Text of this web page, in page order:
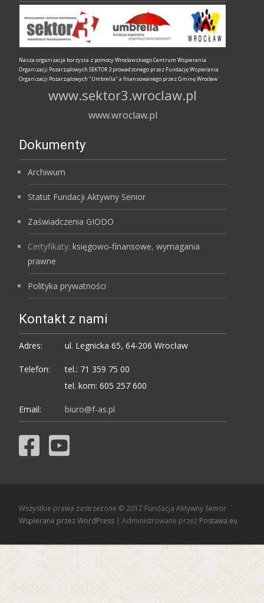
Nasza organizacja korzysta z pomocy Wrocławskiego Centrum Wspierania
Organizacji Pozarządowych SEKTOR 3 prowadzonego przez Fundację Wspierania
Organizacji Pozarządowych "Umbrella" a finansowanego przez Gminę Wrocław
www.sektor3.wroclaw.pl
www.wroclaw.pl
Dokumenty
Archiwum
Statut Fundacji Aktywny Senior
Zaświadczenia GIODO
Certyfikaty: księgowo-finansowe, wymagania
prawne
Polityka prywatności
Kontakt z nami
Adres: ul. Legnicka 65, 64-206 Wrocław
Telefon:
tel.: 71 359 75 00
tel. kom: 605 257 600
Email: biuro@f-as.pl
Wszystkie prawa zastrzeżone © 2017 Fundacja Aktywny Senior
Wspierane przez WordPress | Administrowane przez Postawa.eu